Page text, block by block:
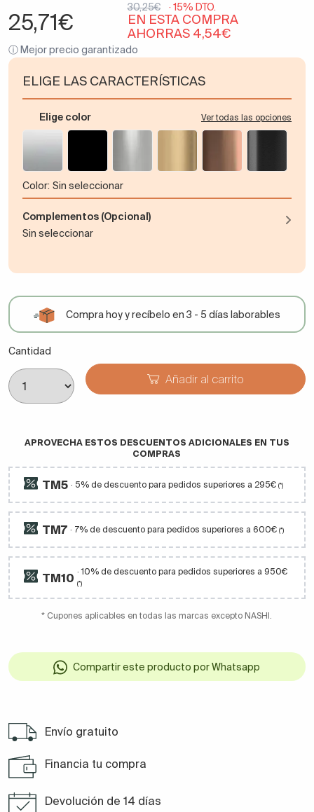
25,71€
30,25€ · 15% DTO.
EN ESTA COMPRA
AHORRAS 4,54€
ⓘ Mejor precio garantizado
ELIGE LAS CARACTERÍSTICAS
Elige color Ver todas las opciones
color: Sin seleccionar
Complementos (Opcional)
Sin seleccionar
Compra hoy y recíbelo en 3 - 5 días laborables
Cantidad
Añadir al carrito
APROVECHA ESTOS DESCUENTOS ADICIONALES EN TUS
COMPRAS
TM5 · 5% de descuento para pedidos superiores a 295€ (*)
TM7 · 7% de descuento para pedidos superiores a 600€ (*)
TM10 · 10% de descuento para pedidos superiores a 950€
(*)
* Cupones aplicables en todas las marcas excepto NASHI.
Compartir este producto por Whatsapp
Envío gratuito
Financia tu compra
Devolución de 14 días